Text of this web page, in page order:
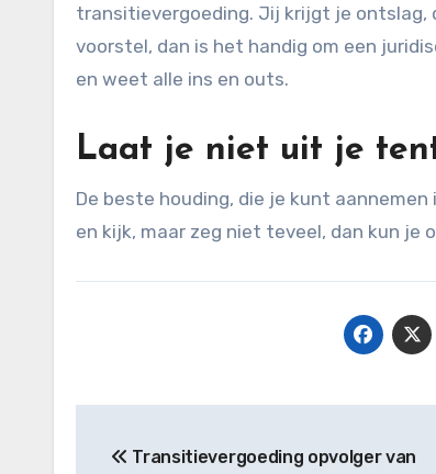
transitievergoeding. Jij krijgt je ontslag,
voorstel, dan is het handig om een
en weet alle ins en outs.
Laat je niet uit je
De beste houding, die je kunt
en kijk, maar zeg niet teveel, dan kun je
Transitievergoeding opvolger van